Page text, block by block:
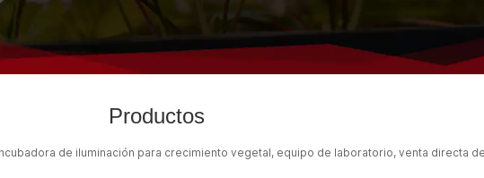
Productos
de iluminación para crecimiento vegetal, equipo de laboratorio, venta directa